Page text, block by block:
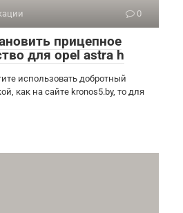
0
прицепное
для opel astra h
использовать добротный
как на сайте kronos5.by, то для